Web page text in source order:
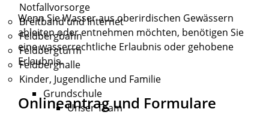
Notfallvorsorge
Breitband und Internet
Feldbergbahn
Feldbergturm
Feldberghalle
Kinder, Jugendliche und Familie
Grundschule
Unser Team
Wenn Sie Wasser aus oberirdischen Gewässern
ableiten oder entnehmen möchten, benötigen Sie
eine wasserrechtliche Erlaubnis oder gehobene
Erlaubnis.
Onlineantrag und Formulare